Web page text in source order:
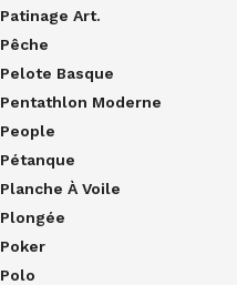
Patinage Art.
Pêche
Pelote Basque
Pentathlon Moderne
People
Pétanque
Planche À Voile
Plongée
Poker
Polo